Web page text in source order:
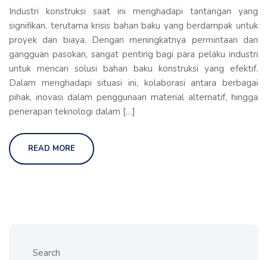
Industri konstruksi saat ini menghadapi tantangan yang
signifikan, terutama krisis bahan baku yang berdampak untuk
proyek dan biaya. Dengan meningkatnya permintaan dan
gangguan pasokan, sangat penting bagi para pelaku industri
untuk mencari solusi bahan baku konstruksi yang efektif.
Dalam menghadapi situasi ini, kolaborasi antara berbagai
pihak, inovasi dalam penggunaan material alternatif, hingga
penerapan teknologi dalam […]
READ MORE
Search